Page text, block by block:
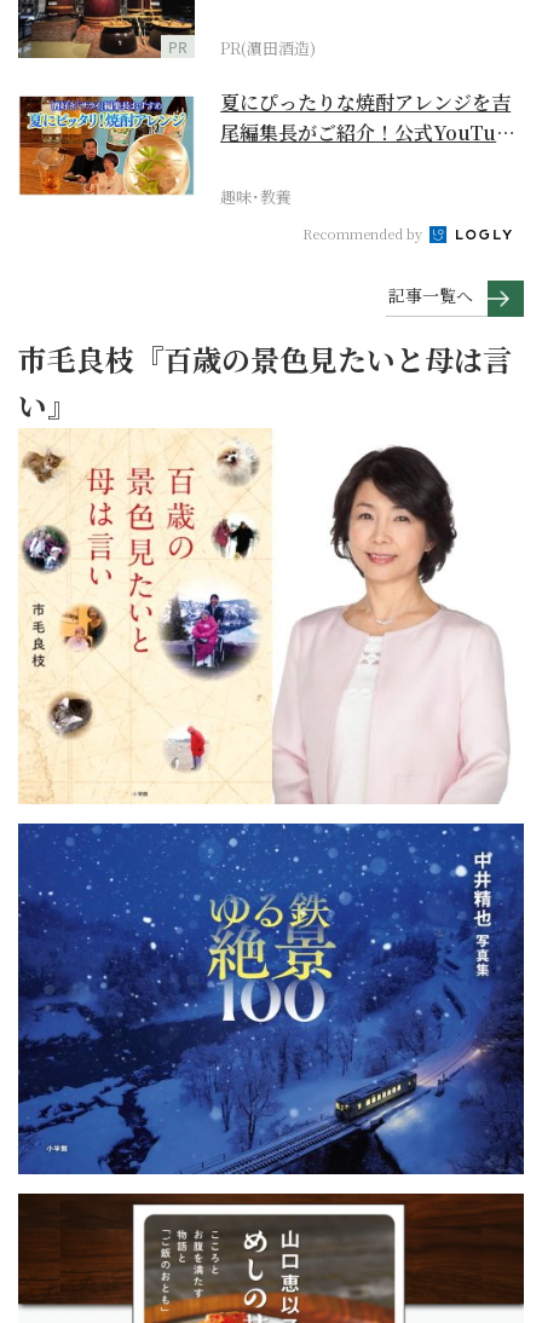
PR PR(濵田酒造)
夏にぴったりな焼酎アレンジを吉
尾編集長がご紹介！公式YouTube
趣味･教養
Recommended by
記事一覧へ
市毛良枝『百歳の景色見たいと母は言
い』